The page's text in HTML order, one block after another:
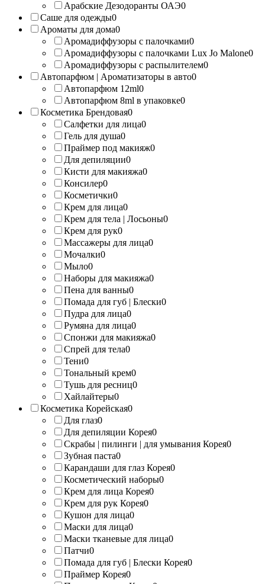
Арабские Дезодоранты ОАЭ0
Саше для одежды0
Ароматы для дома0
Аромадиффузоры с палочками0
Аромадиффузоры с палочками Lux Jo Malone0
Аромадиффузоры с распылителем0
Автопарфюм | Ароматизаторы в авто0
Автопарфюм 12ml0
Автопарфюм 8ml в упаковке0
Косметика Брендовая0
Салфетки для лица0
Гель для душа0
Праймер под макияж0
Для депиляции0
Кисти для макияжа0
Консилер0
Косметички0
Крем для лица0
Крем для тела | Лосьоны0
Крем для рук0
Массажеры для лица0
Мочалки0
Мыло0
Наборы для макияжа0
Пена для ванны0
Помада для губ | Блески0
Пудра для лица0
Румяна для лица0
Спонжи для макияжа0
Спрей для тела0
Тени0
Тональный крем0
Тушь для ресниц0
Хайлайтеры0
Косметика Корейская0
Для глаз0
Для депиляции Корея0
Скрабы | пилинги | для умывания Корея0
Зубная паста0
Карандаши для глаз Корея0
Косметический наборы0
Крем для лица Корея0
Крем для рук Корея0
Кушон для лица0
Маски для лица0
Маски тканевые для лица0
Патчи0
Помада для губ | Блески Корея0
Праймер Корея0